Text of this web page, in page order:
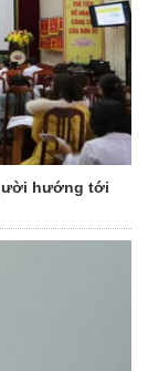
hướng tới